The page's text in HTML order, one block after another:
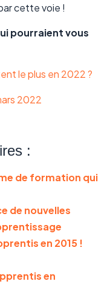
cette voie !
pourraient vous
le plus en 2022 ?
2022
:
de formation qui
de nouvelles
en 2015 !
en